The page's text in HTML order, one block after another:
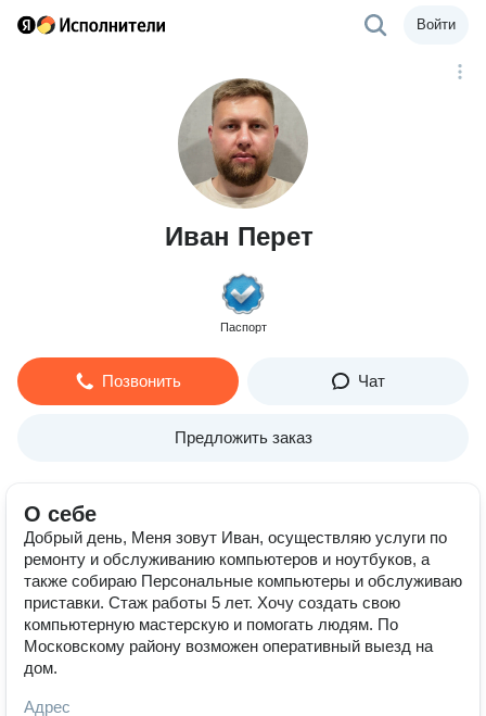
Войти
Иван Перет
Паспорт
Позвонить Чат
Предложить заказ
О себе
Добрый день, Меня зовут Иван, осуществляю услуги по
ремонту и обслуживанию компьютеров и ноутбуков, а
также собираю Персональные компьютеры и обслуживаю
приставки. Стаж работы 5 лет. Хочу создать свою
компьютерную мастерскую и помогать людям. По
Московскому району возможен оперативный выезд на
дом.
Адрес